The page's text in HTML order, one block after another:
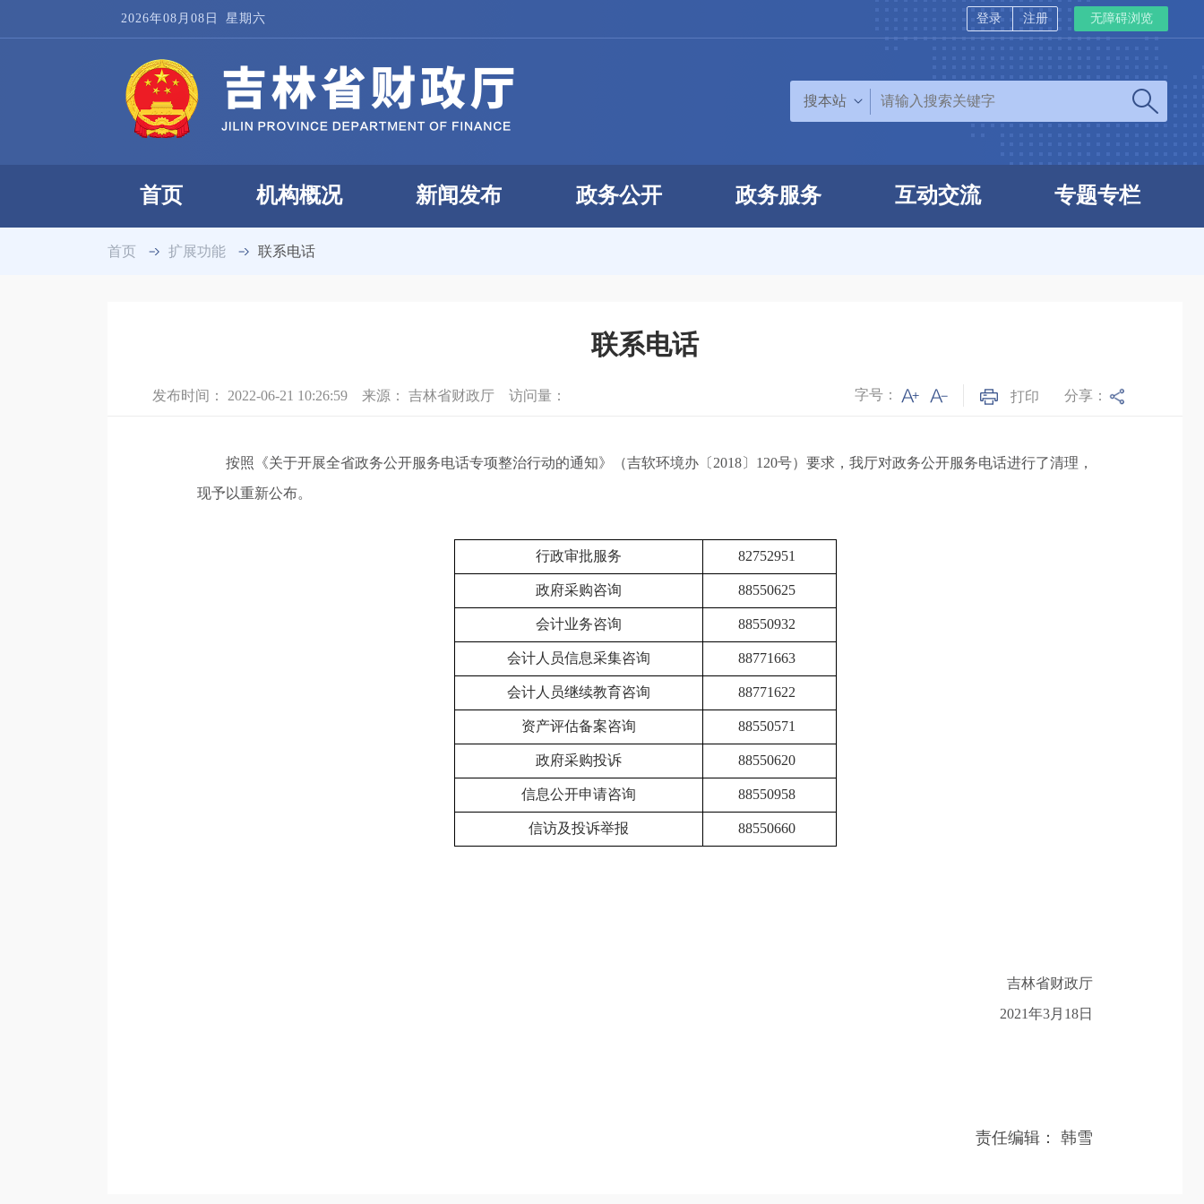
登录 注册
2026年08月08日 星期六 无障碍浏览
搜本站
首页 机构概况 新闻发布 政务公开 政务服务 互动交流 专题专栏
首页 扩展功能 联系电话
联系电话
发布时间： 2022-06-21 10:26:59 来源： 吉林省财政厅 访问量： 字号： 打印 分享：
按照《关于开展全省政务公开服务电话专项整治行动的通知》（吉软环境办〔2018〕120号）要求，我厅对政务公开服务电话进行了清理，
现予以重新公布。
行政审批服务 82752951
政府采购咨询 88550625
会计业务咨询 88550932
会计人员信息采集咨询 88771663
会计人员继续教育咨询 88771622
资产评估备案咨询 88550571
政府采购投诉 88550620
信息公开申请咨询 88550958
信访及投诉举报 88550660
吉林省财政厅
2021年3月18日
责任编辑： 韩雪